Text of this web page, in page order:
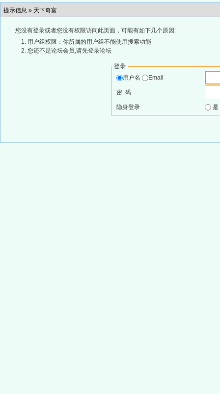
提示信息 » 天下奇富
您没有登录或者您没有权限访问此页面，可能有如下几个原因:
用户组权限：你所属的用户组不能使用搜索功能
您还不是论坛会员,请先登录论坛
登录
用户名
Email
密 码
隐身登录